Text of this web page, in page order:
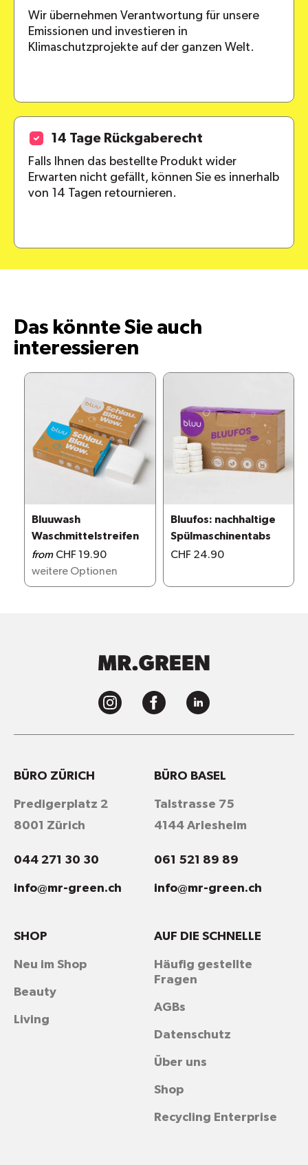
Wir übernehmen Verantwortung für unsere
Emissionen und investieren in
Klimaschutzprojekte auf der ganzen Welt.
14 Tage Rückgaberecht
Falls Ihnen das bestellte Produkt wider
Erwarten nicht gefällt, können Sie es innerhalb
von 14 Tagen retournieren.
Das könnte Sie auch
interessieren
Bluuwash
Waschmittelstreifen
from CHF 19.90
weitere Optionen
Bluufos: nachhaltige
Spülmaschinentabs
CHF 24.90
BÜRO ZÜRICH
Predigerplatz 2
8001 Zürich
044 271 30 30
info@mr-green.ch
BÜRO BASEL
Talstrasse 75
4144 Arlesheim
061 521 89 89
info@mr-green.ch
AUF DIE SCHNELLE
Häufig gestellte
Fragen
AGBs
Datenschutz
Über uns
Shop
Recycling Enterprise
SHOP
Neu im Shop
Beauty
Living